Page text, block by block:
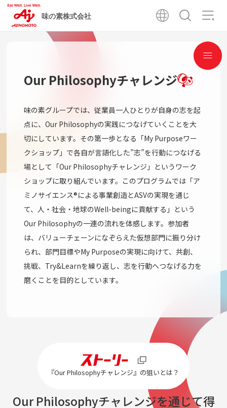
味の素株式会社
Our Philosophyチャレンジ
味の素グループでは、従業員一人ひとりが自身の志を起
点に、Our Philosophyの実践につなげていくことを大
切にしています。その第一歩となる「My Purposeワー
クショップ」で各自が言語化した”志”を行動につなげる
場として「Our Philosophyチャレンジ」というワーク
ショップに取り組んでいます。このプログラムでは「ア
ミノサイエンス®による事業創造とASVの実現を通じ
て、人・社会・地球のWell-beingに貢献する」という
Our Philosophyの一連の流れを体感します。参加者
は、バリューチェーンになぞらえた仮想部門に振り分け
られ、部門目標やMy Purposeの実現に向けて、共創、
挑戦、Try&Learnを繰り返し、志を行動へつなげる力を
磨くことを目的としています。
『Our Philosophyチャレンジ』の狙いとは？
Our Philosophyチャレンジを通じて得